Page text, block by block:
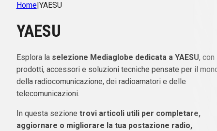
Home| YAESU
YAESU
Esplora la selezione Mediaglobe dedicata a YAESU, con
prodotti, accessori e soluzioni tecniche pensate per il
della radiocomunicazione, dei radioamatori e delle
telecomunicazioni.
In questa sezione trovi articoli utili per completare,
aggiornare o migliorare la tua postazione radio,